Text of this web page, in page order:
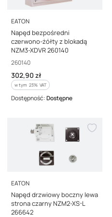
PRODUCENT
EATON
Napęd bezpośredni
czerwono-żółty z blokadą
NZM3-XDVR 260140
Kod producenta
260140
Cena brutto
302,90 zł
w tym %s VAT
w tym 23% VAT
Dostępność:Dostępne
PRODUCENT
EATON
Napęd drzwiowy boczny lewa
strona czarny NZM2-XS-L
266642